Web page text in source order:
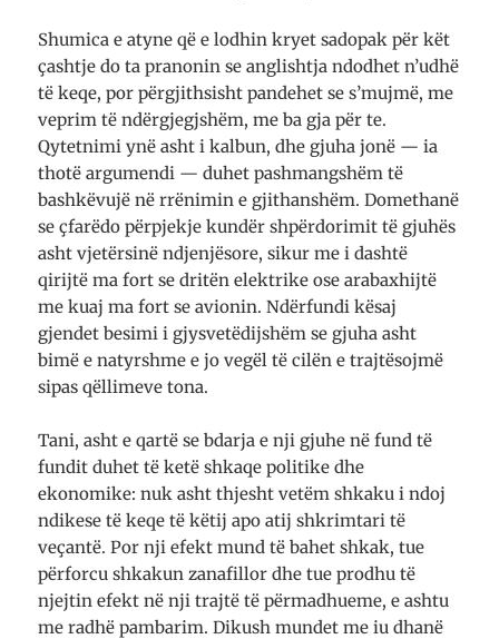
Shumica e atyne që e lodhin kryet sadopak për kët
çashtje do ta pranonin se anglishtja ndodhet n’udhë
të keqe, por përgjithsisht pandehet se s’mujmë, me
veprim të ndërgjegjshëm, me ba gja për te.
Qytetnimi ynë asht i kalbun, dhe gjuha jonë — ia
thotë argumendi — duhet pashmangshëm të
bashkëvujë në rrënimin e gjithanshëm. Domethanë
se çfarëdo përpjekje kundër shpërdorimit të gjuhës
asht vjetërsinë ndjenjësore, sikur me i dashtë
qirijtë ma fort se dritën elektrike ose arabaxhijtë
me kuaj ma fort se avionin. Ndërfundi kësaj
gjendet besimi i gjysvetëdijshëm se gjuha asht
bimë e natyrshme e jo vegël të cilën e trajtësojmë
sipas qëllimeve tona.
Tani, asht e qartë se bdarja e nji gjuhe në fund të
fundit duhet të ketë shkaqe politike dhe
ekonomike: nuk asht thjesht vetëm shkaku i ndoj
ndikese të keqe të këtij apo atij shkrimtari të
veçantë. Por nji efekt mund të bahet shkak, tue
përforcu shkakun zanafillor dhe tue prodhu të
njejtin efekt në nji trajtë të përmadhueme, e ashtu
me radhë pambarim. Dikush mundet me iu dhanë